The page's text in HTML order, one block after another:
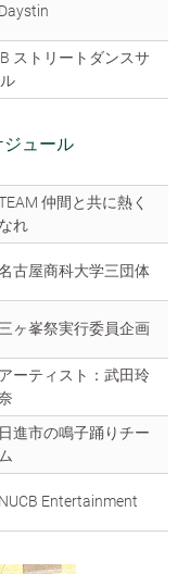
ストリートダンスサ
ュール
仲間と共に熱く
なれ
古屋商科大学三団体
三ヶ峯祭実行委員企画
アーティスト：武田玲
日進市の鳴子踊りチー
ム
NUCB Entertainment